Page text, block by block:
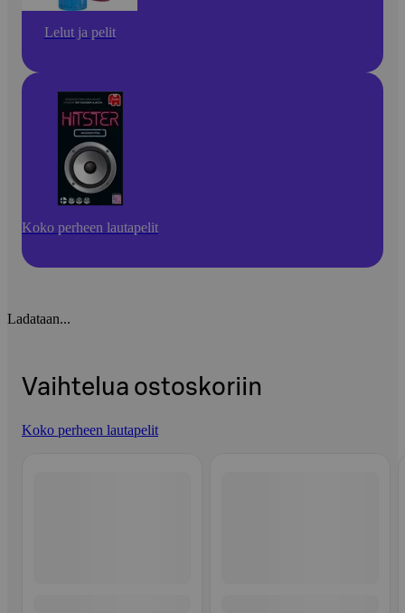
Lelut ja pelit
Koko perheen lautapelit
Ladataan...
Vaihtelua ostoskoriin
Koko perheen lautapelit